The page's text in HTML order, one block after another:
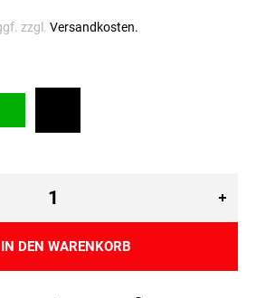
zzgl. Versandkosten.
IN DEN WARENKORB